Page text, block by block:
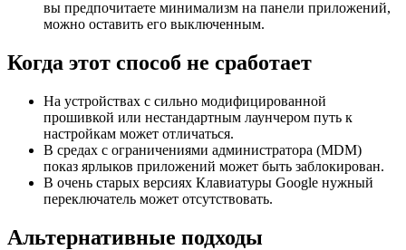
вы предпочитаете минимализм на панели приложений,
можно оставить его выключенным.
Когда этот способ не сработает
На устройствах с сильно модифицированной
прошивкой или нестандартным лаунчером путь к
настройкам может отличаться.
В средах с ограничениями администратора (MDM)
показ ярлыков приложений может быть заблокирован.
В очень старых версиях Клавиатуры Google нужный
переключатель может отсутствовать.
Альтернативные подходы